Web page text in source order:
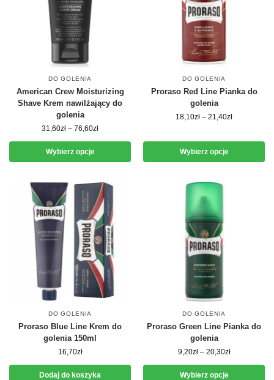
DO GOLENIA
American Crew Moisturizing
Shave Krem nawilżający do
golenia
31,60zł – 76,60zł
Wybierz opcje
DO GOLENIA
Proraso Red Line Pianka do
golenia
18,10zł – 21,40zł
Wybierz opcje
DO GOLENIA
Proraso Blue Line Krem do
golenia 150ml
16,70zł
Dodaj do koszyka
DO GOLENIA
Proraso Green Line Pianka do
golenia
9,20zł – 20,30zł
Wybierz opcje